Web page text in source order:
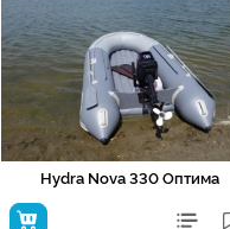
Hydra Nova 330 Оптима